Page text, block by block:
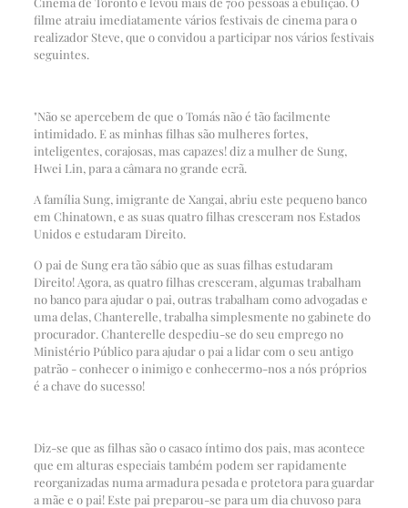
filme atraiu imediatamente vários festivais de cinema para o
realizador Steve, que o convidou a participar nos vários festivais
seguintes.
"Não se apercebem de que o Tomás não é tão facilmente
intimidado. E as minhas filhas são mulheres fortes,
inteligentes, corajosas, mas capazes! diz a mulher de Sung,
Hwei Lin, para a câmara no grande ecrã.
A família Sung, imigrante de Xangai, abriu este pequeno banco
em Chinatown, e as suas quatro filhas cresceram nos Estados
Unidos e estudaram Direito.
O pai de Sung era tão sábio que as suas filhas estudaram
Direito! Agora, as quatro filhas cresceram, algumas trabalham
no banco para ajudar o pai, outras trabalham como advogadas e
uma delas, Chanterelle, trabalha simplesmente no gabinete do
procurador. Chanterelle despediu-se do seu emprego no
Ministério Público para ajudar o pai a lidar com o seu antigo
patrão - conhecer o inimigo e conhecermo-nos a nós próprios
é a chave do sucesso!
Diz-se que as filhas são o casaco íntimo dos pais, mas acontece
que em alturas especiais também podem ser rapidamente
reorganizadas numa armadura pesada e protetora para guardar
a mãe e o pai! Este pai preparou-se para um dia chuvoso para